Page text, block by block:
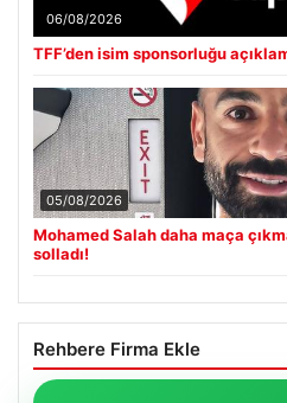
06/08/2026
TFF’den isim sponsorluğu
05/08/2026
Mohamed Salah daha maça
solladı!
Rehbere Firma Ekle